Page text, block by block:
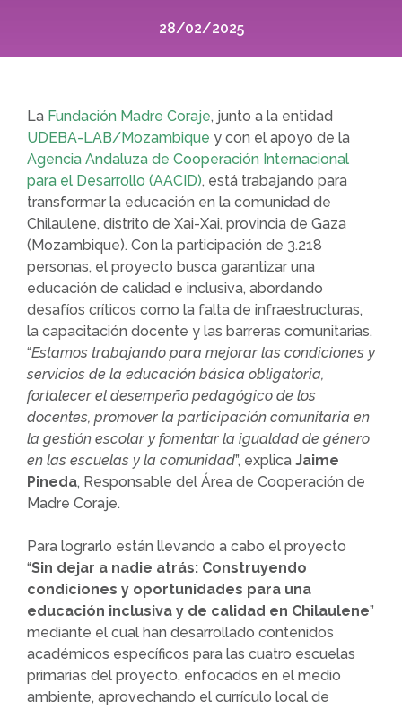
28/02/2025
La Fundación Madre Coraje, junto a la entidad
UDEBA-LAB/Mozambique y con el apoyo de la
Agencia Andaluza de Cooperación Internacional
para el Desarrollo (AACID), está trabajando para
transformar la educación en la comunidad de
Chilaulene, distrito de Xai-Xai, provincia de Gaza
(Mozambique). Con la participación de 3.218
personas, el proyecto busca garantizar una
educación de calidad e inclusiva, abordando
desafíos críticos como la falta de infraestructuras,
la capacitación docente y las barreras comunitarias.
“Estamos trabajando para mejorar las condiciones y
servicios de la educación básica obligatoria,
fortalecer el desempeño pedagógico de los
docentes, promover la participación comunitaria en
la gestión escolar y fomentar la igualdad de género
en las escuelas y la comunidad”, explica Jaime
Pineda, Responsable del Área de Cooperación de
Madre Coraje.
Para lograrlo están llevando a cabo el proyecto
“Sin dejar a nadie atrás: Construyendo
condiciones y oportunidades para una
educación inclusiva y de calidad en Chilaulene”
mediante el cual han desarrollado contenidos
académicos específicos para las cuatro escuelas
primarias del proyecto, enfocados en el medio
ambiente, aprovechando el currículo local de